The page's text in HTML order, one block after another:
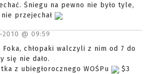
Śniegu na pewno nie było tyle,
nie przejechał
2010 @ 09:59
chłopaki walczyli z nim od 7 do
się nie dało.
z ubiegłorocznego WOŚPu
$3